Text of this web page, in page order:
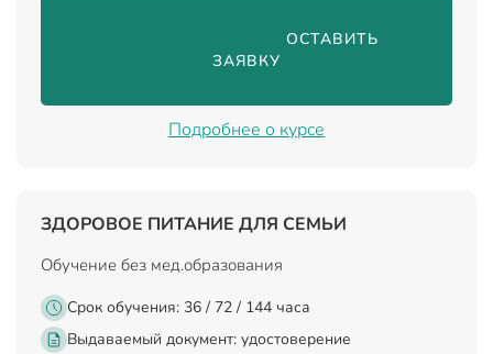
                                ОСТАВИТЬ
ЗАЯВКУ
Подробнее о курсе
ЗДОРОВОЕ ПИТАНИЕ ДЛЯ СЕМЬИ
Обучение без мед.образования
Срок обучения: 36 / 72 / 144 часа
Выдаваемый документ: удостоверение